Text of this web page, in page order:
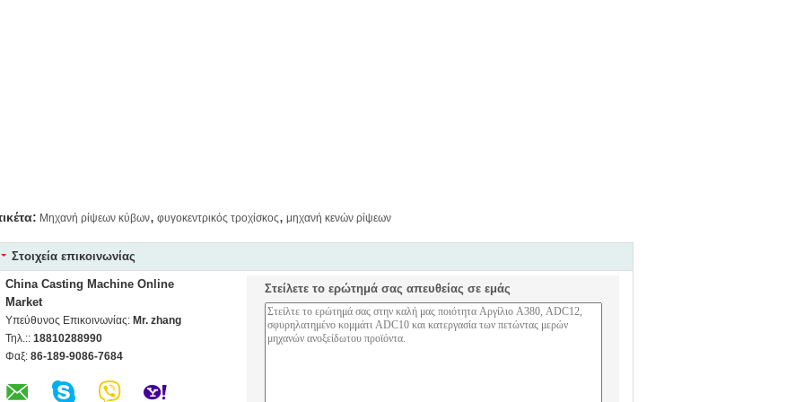
Μηχανή ρίψεων κύβων, φυγοκεντρικός τροχίσκος, μηχανή κενών ρίψεων
Στοιχεία επικοινωνίας
China Casting Machine Online
Market
Υπεύθυνος Επικοινωνίας: Mr. zhang
Τηλ.:: 18810288990
Φαξ: 86-189-9086-7684
Στείλετε το ερώτημά σας απευθείας σε εμάς